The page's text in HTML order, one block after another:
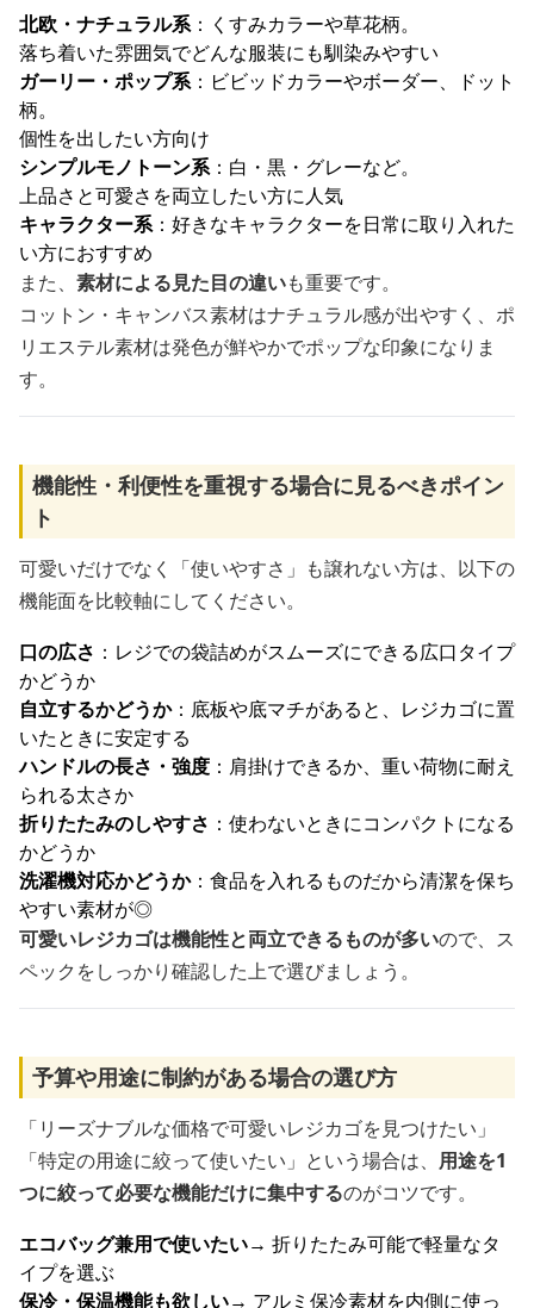
北欧・ナチュラル系：くすみカラーや草花柄。
落ち着いた雰囲気でどんな服装にも馴染みやすい
ガーリー・ポップ系：ビビッドカラーやボーダー、ドット
柄。
個性を出したい方向け
シンプルモノトーン系：白・黒・グレーなど。
上品さと可愛さを両立したい方に人気
キャラクター系：好きなキャラクターを日常に取り入れた
い方におすすめ
また、 素材による見た目の違いも重要です。
コットン・キャンバス素材はナチュラル感が出やすく、ポ
リエステル素材は発色が鮮やかでポップな印象になりま
す。
機能性・利便性を重視する場合に見るべきポイン
ト
可愛いだけでなく「使いやすさ」も譲れない方は、以下の
機能面を比較軸にしてください。
口の広さ ：レジでの袋詰めがスムーズにできる広口タイプ
かどうか
自立するかどうか：底板や底マチがあると、レジカゴに置
いたときに安定する
ハンドルの長さ・強度 ：肩掛けできるか、重い荷物に耐え
られる太さか
折りたたみのしやすさ ：使わないときにコンパクトになる
かどうか
洗濯機対応かどうか：食品を入れるものだから清潔を保ち
やすい素材が◎
可愛いレジカゴは機能性と両立できるものが多いので、ス
ペックをしっかり確認した上で選びましょう。
予算や用途に制約がある場合の選び方
「リーズナブルな価格で可愛いレジカゴを見つけたい」
「特定の用途に絞って使いたい」という場合は、 用途を1
つに絞って必要な機能だけに集中するのがコツです。
エコバッグ兼用で使いたい→ 折りたたみ可能で軽量なタ
イプを選ぶ
保冷・保温機能も欲しい→ アルミ保冷素材を内側に使っ